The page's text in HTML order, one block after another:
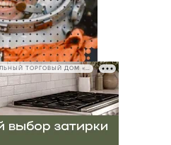
РЕКЛАМА • ООО СТРОИТЕЛЬНЫЙ ТОРГОВЫЙ ДОМ «ПЕТРОВИЧ», ИНН 7802348846